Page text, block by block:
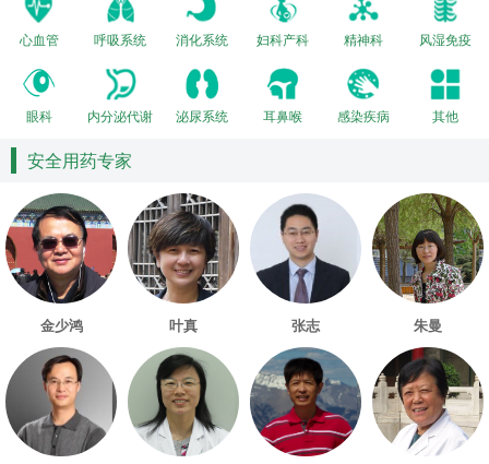
心血管 呼吸系统 消化系统 妇科产科 精神科 风湿免疫
眼科 内分泌代谢 泌尿系统 耳鼻喉 感染疾病 其他
安全用药专家
金少鸿 叶真 张志 朱曼